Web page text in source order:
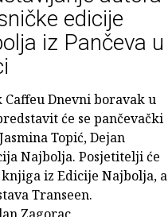
edicije
iz Pančeva u
Caffeu Dnevni boravak u
će se pančevački
Topić, Dejan
Najbolja. Posjetitelji će
iz Edicije Najbolja, a
Transeen.